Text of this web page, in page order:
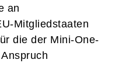
an
Mitgliedstaaten
die der Mini-One-